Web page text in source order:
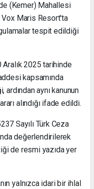
(Kemer) Mahallesi
Maris Resort'ta
tespit edildiği
2025 tarihinde
kapsamında
aynı kanunun
alındığı ifade edildi.
Sayılı Türk Ceza
değerlendirilerek
de resmi yazıda yer
yalnızca idari bir ihlal